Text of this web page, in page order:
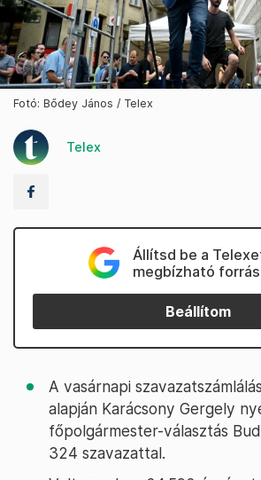
Fotó: Bődey János / Telex
Telex
Állítsd be a
megbízható
Beállítom
A vasárnapi
alapján Karácsony Gergely
főpolgármester-választás
324 szavazattal.